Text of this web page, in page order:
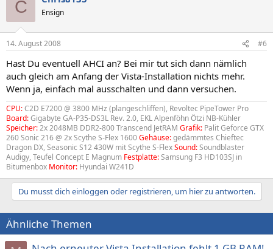
C Ensign
14. August 2008 #6
Hast Du eventuell AHCI an? Bei mir tut sich dann nämlich
auch gleich am Anfang der Vista-Installation nichts mehr.
Wenn ja, einfach mal ausschalten und dann versuchen.
CPU:C2D E7200 @ 3800 MHz (plangeschliffen), Revoltec PipeTower Pro
Board:Gigabyte GA-P35-DS3L Rev. 2.0, EKL Alpenföhn Ötzi NB-Kühler
Speicher:2x 2048MB DDR2-800 Transcend JetRAM Grafik: Palit Geforce GTX
260 Sonic 216 @ 2x Scythe S-Flex 1600Gehäuse:gedämmtes Chieftec
Dragon DX, Seasonic S12 430W mit Scythe S-FlexSound:Soundblaster
Audigy, Teufel Concept E Magnum Festplatte:Samsung F3 HD103SJ in
Bitumenbox Monitor: Hyundai W241D
Du musst dich einloggen oder registrieren, um hier zu antworten.
Ähnliche Themen